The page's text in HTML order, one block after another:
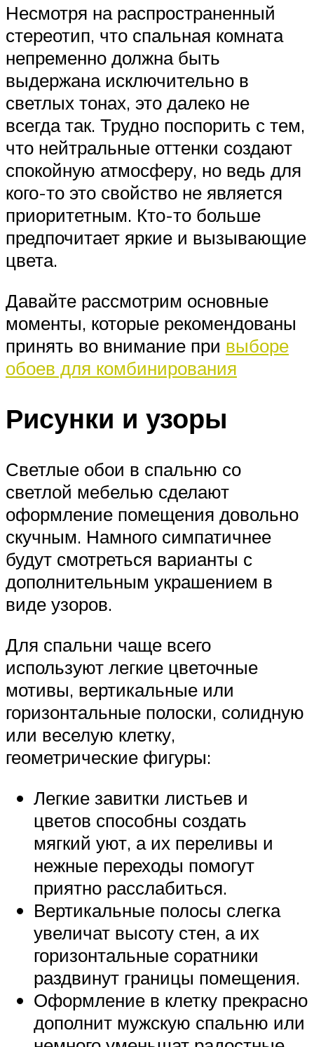
Несмотря на распространенный
стереотип, что спальная комната
непременно должна быть
выдержана исключительно в
светлых тонах, это далеко не
всегда так. Трудно поспорить с тем,
что нейтральные оттенки создают
спокойную атмосферу, но ведь для
кого-то это свойство не является
приоритетным. Кто-то больше
предпочитает яркие и вызывающие
цвета.
Давайте рассмотрим основные
моменты, которые рекомендованы
принять во внимание при выборе
обоев для комбинирования
Рисунки и узоры
Светлые обои в спальню со
светлой мебелью сделают
оформление помещения довольно
скучным. Намного симпатичнее
будут смотреться варианты с
дополнительным украшением в
виде узоров.
Для спальни чаще всего
используют легкие цветочные
мотивы, вертикальные или
горизонтальные полоски, солидную
или веселую клетку,
геометрические фигуры:
Легкие завитки листьев и
цветов способны создать
мягкий уют, а их переливы и
нежные переходы помогут
приятно расслабиться.
Вертикальные полосы слегка
увеличат высоту стен, а их
горизонтальные соратники
раздвинут границы помещения.
Оформление в клетку прекрасно
дополнит мужскую спальню или